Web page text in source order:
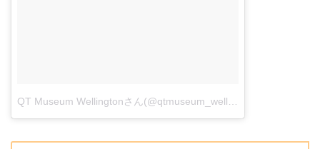
QT Museum Wellingtonさん(@qtmuseum_wellington)がシェアした投稿